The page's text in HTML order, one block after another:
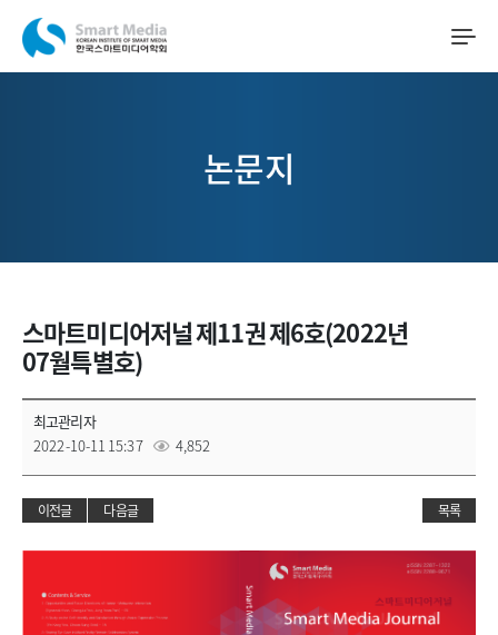
논문지
스마트미디어저널 제11권 제6호(2022년
07월특별호)
최고관리자
2022-10-11 15:37
4,852
이전글 다음글 목록